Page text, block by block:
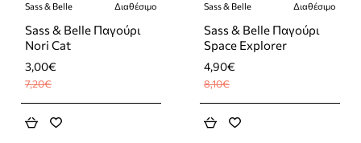
-58%
Sass & Belle Διαθέσιμο
Sass & Belle Παγούρι
Nori Cat
3,00€
7,20€
-39%
Sass & Belle Διαθέσιμο
Sass & Belle Παγούρι
Space Explorer
4,90€
8,10€